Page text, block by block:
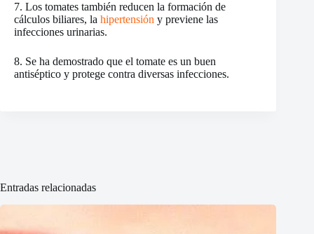
7. Los tomates también reducen la formación de
cálculos biliares, la hipertensión y previene las
infecciones urinarias.
8. Se ha demostrado que el tomate es un buen
antiséptico y protege contra diversas infecciones.
Entradas relacionadas